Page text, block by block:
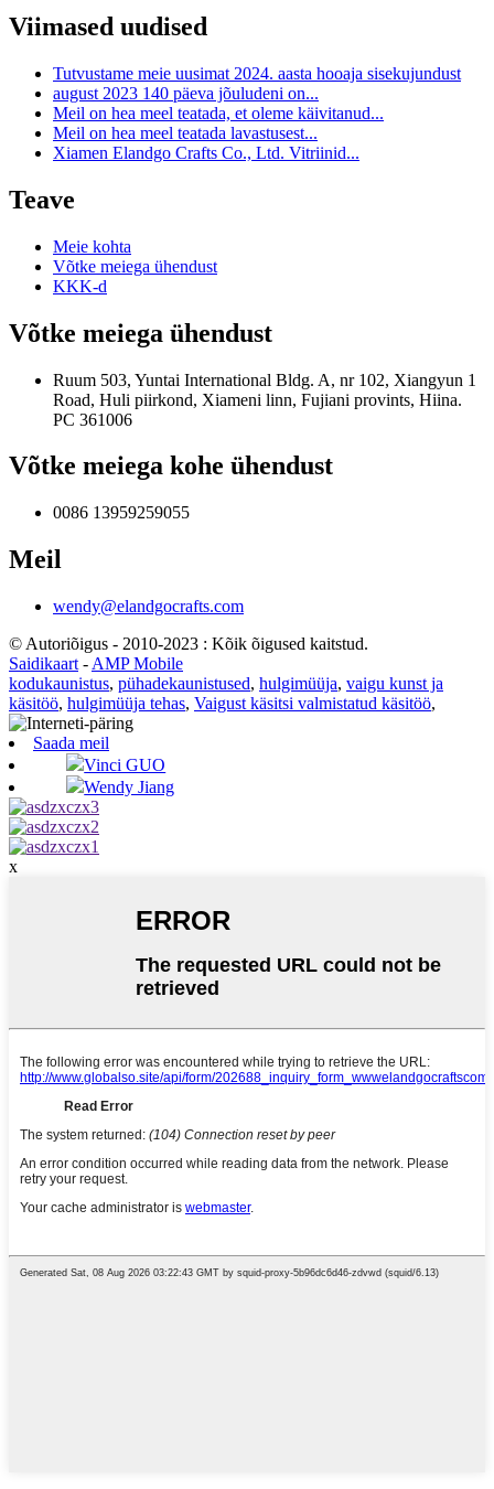
Viimased uudised
Tutvustame meie uusimat 2024. aasta hooaja sisekujundust
august 2023 140 päeva jõuludeni on...
Meil on hea meel teatada, et oleme käivitanud...
Meil on hea meel teatada lavastusest...
Xiamen Elandgo Crafts Co., Ltd. Vitriinid...
Teave
Meie kohta
Võtke meiega ühendust
KKK-d
Võtke meiega ühendust
Ruum 503, Yuntai International Bldg. A, nr 102, Xiangyun 1
Road, Huli piirkond, Xiameni linn, Fujiani provints, Hiina.
PC 361006
Võtke meiega kohe ühendust
0086 13959259055
Meil
wendy@elandgocrafts.com
© Autoriõigus - 2010-2023 : Kõik õigused kaitstud.
Saidikaart - AMP Mobile
kodukaunistus, pühadekaunistused, hulgimüüja, vaigu kunst ja
käsitöö, hulgimüüja tehas, Vaigust käsitsi valmistatud käsitöö,
Saada meil
Vinci GUO
Wendy Jiang
x